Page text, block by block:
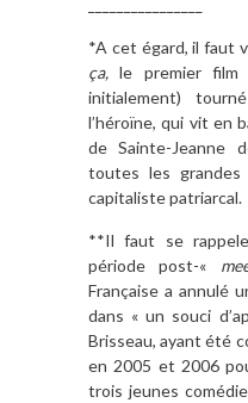
*A cet égard, il faut
ça,le premier film
initialement)
l’héroïne, qui vit en
de Sainte-Jeanne
toutes les grandes
capitaliste patriarcal.
**Il faut se
période post-«
Française a annulé
dans « un souci
Brisseau, ayant été
en 2005 et 2006
trois jeunes